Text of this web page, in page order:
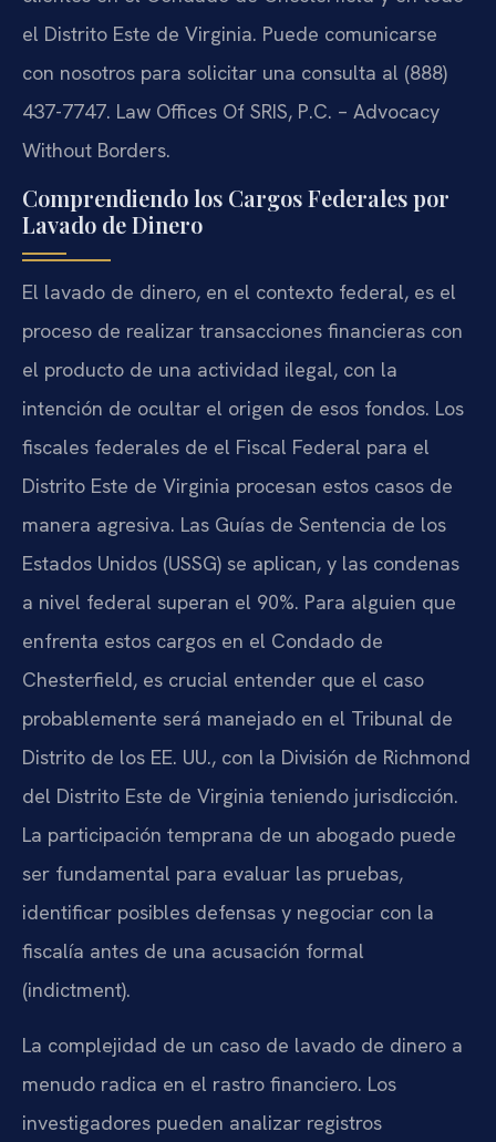
el Distrito Este de Virginia. Puede comunicarse
con nosotros para solicitar una consulta al (888)
437-7747. Law Offices Of SRIS, P.C. – Advocacy
Without Borders.
Comprendiendo los Cargos Federales por
Lavado de Dinero
El lavado de dinero, en el contexto federal, es el
proceso de realizar transacciones financieras con
el producto de una actividad ilegal, con la
intención de ocultar el origen de esos fondos. Los
fiscales federales de el Fiscal Federal para el
Distrito Este de Virginia procesan estos casos de
manera agresiva. Las Guías de Sentencia de los
Estados Unidos (USSG) se aplican, y las condenas
a nivel federal superan el 90%. Para alguien que
enfrenta estos cargos en el Condado de
Chesterfield, es crucial entender que el caso
probablemente será manejado en el Tribunal de
Distrito de los EE. UU., con la División de Richmond
del Distrito Este de Virginia teniendo jurisdicción.
La participación temprana de un abogado puede
ser fundamental para evaluar las pruebas,
identificar posibles defensas y negociar con la
fiscalía antes de una acusación formal
(indictment).
La complejidad de un caso de lavado de dinero a
menudo radica en el rastro financiero. Los
investigadores pueden analizar registros